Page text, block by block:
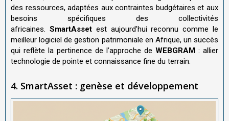
des ressources, adaptées aux contraintes budgétaires et aux
besoins spécifiques des collectivités
africaines. SmartAssetest aujourd’hui reconnu comme le
meilleur logiciel de gestion patrimoniale en Afrique, un succès
qui reflète la pertinence de l’approche de WEBGRAM : allier
technologie de pointe et connaissance fine du terrain.
4. SmartAsset : genèse et développement